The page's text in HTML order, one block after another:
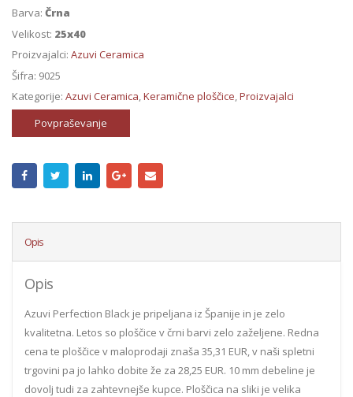
Barva: Črna
Velikost: 25x40
Proizvajalci: Azuvi Ceramica
Šifra: 9025
Kategorije: Azuvi Ceramica,Keramične ploščice,Proizvajalci
Povpraševanje
Opis
Opis
Azuvi Perfection Black je pripeljana iz Španije in je zelo
kvalitetna. Letos so ploščice v črni barvi zelo zaželjene. Redna
cena te ploščice v maloprodaji znaša 35,31 EUR, v naši spletni
trgovini pa jo lahko dobite že za 28,25 EUR. 10 mm debeline je
dovolj tudi za zahtevnejše kupce. Ploščica na sliki je velika